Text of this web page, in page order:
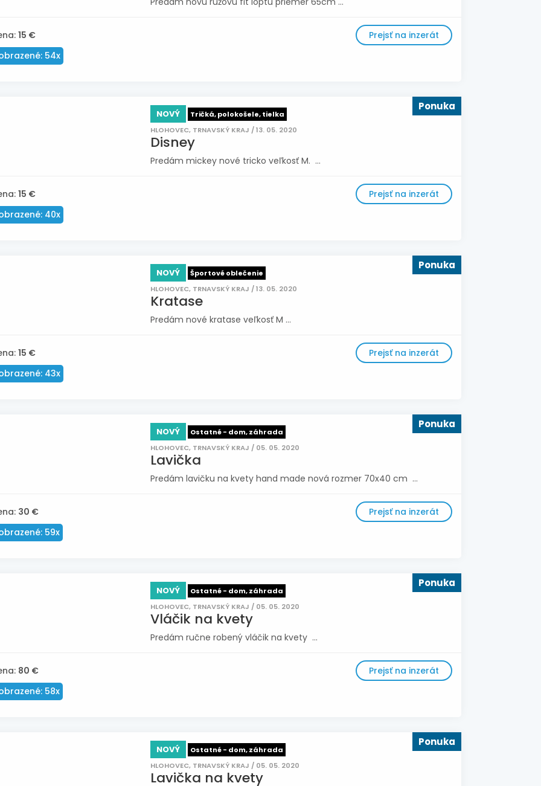
15 €
54x
Prejsť na inzerát
Ponuka
NOVÝ
Tričká, polokošele, tielka
HLOHOVEC, TRNAVSKÝ KRAJ / 13. 05. 2020
Disney
Predám mickey nové tricko veľkosť M. ...
15 €
40x
Prejsť na inzerát
Ponuka
NOVÝ
Športové oblečenie
HLOHOVEC, TRNAVSKÝ KRAJ / 13. 05. 2020
Kratase
Predám nové kratase veľkosť M ...
15 €
43x
Prejsť na inzerát
Ponuka
NOVÝ
Ostatné - dom, záhrada
HLOHOVEC, TRNAVSKÝ KRAJ / 05. 05. 2020
Lavička
Predám lavičku na kvety hand made nová rozmer 70x40 cm ...
30 €
59x
Prejsť na inzerát
Ponuka
NOVÝ
Ostatné - dom, záhrada
HLOHOVEC, TRNAVSKÝ KRAJ / 05. 05. 2020
Vláčik na kvety
Predám ručne robený vláčik na kvety ...
80 €
58x
Prejsť na inzerát
Ponuka
NOVÝ
Ostatné - dom, záhrada
HLOHOVEC, TRNAVSKÝ KRAJ / 05. 05. 2020
Lavička na kvety